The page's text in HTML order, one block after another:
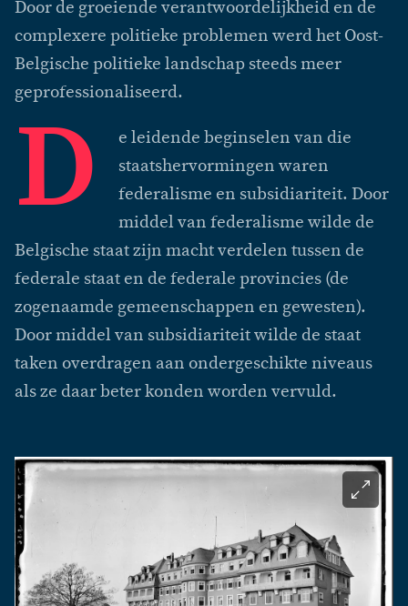
Door de groeiende verantwoordelijkheid en de
complexere politieke problemen werd het Oost-
Belgische politieke landschap steeds meer
geprofessionaliseerd.
D
e leidende beginselen van die
staatshervormingen waren
federalisme en subsidiariteit. Door
middel van federalisme wilde de
Belgische staat zijn macht verdelen tussen de
federale staat en de federale provincies (de
zogenaamde gemeenschappen en gewesten).
Door middel van subsidiariteit wilde de staat
taken overdragen aan ondergeschikte niveaus
als ze daar beter konden worden vervuld.